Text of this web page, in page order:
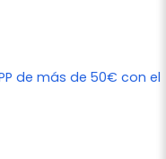
de más de 50€ con el